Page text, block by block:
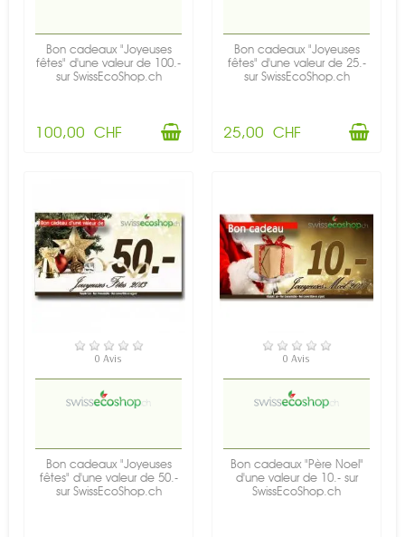
Bon cadeaux "Joyeuses
fêtes" d'une valeur de 100.-
sur SwissEcoShop.ch
100,00 CHF
Bon cadeaux "Joyeuses
fêtes" d'une valeur de 25.-
sur SwissEcoShop.ch
25,00 CHF
EN STOCK
0 Avis
Bon cadeaux "Joyeuses
fêtes" d'une valeur de 50.-
sur SwissEcoShop.ch
EN STOCK
0 Avis
Bon cadeaux "Père Noel"
d'une valeur de 10.- sur
SwissEcoShop.ch